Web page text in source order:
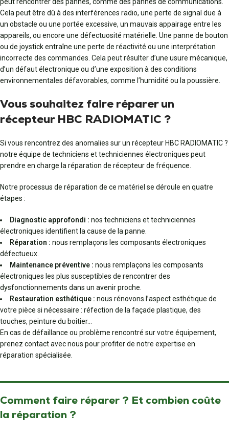
Cela peut être dû à des interférences radio, une perte de signal due à
un obstacle ou une portée excessive, un mauvais appairage entre les
appareils, ou encore une défectuosité matérielle. Une panne de bouton
ou de joystick entraîne une perte de réactivité ou une interprétation
incorrecte des commandes. Cela peut résulter d’une usure mécanique,
d’un défaut électronique ou d’une exposition à des conditions
environnementales défavorables, comme l’humidité ou la poussière.
Vous souhaitez faire réparer un
récepteur HBC RADIOMATIC ?
Si vous rencontrez des anomalies sur un récepteur HBC RADIOMATIC ?
notre équipe de techniciens et techniciennes électroniques peut
prendre en charge la réparation de récepteur de fréquence.
Notre processus de réparation de ce matériel se déroule en quatre
étapes :
Diagnostic approfondi : nos techniciens et techniciennes
électroniques identifient la cause de la panne.
Réparation : nous remplaçons les composants électroniques
défectueux.
Maintenance préventive : nous remplaçons les composants
électroniques les plus susceptibles de rencontrer des
dysfonctionnements dans un avenir proche.
Restauration esthétique : nous rénovons l’aspect esthétique de
votre pièce si nécessaire : réfection de la façade plastique, des
touches, peinture du boitier…
En cas de défaillance ou problème rencontré sur votre équipement,
prenez contact avec nous pour profiter de notre expertise en
réparation spécialisée.
Comment faire réparer ? Et combien coûte
la réparation ?